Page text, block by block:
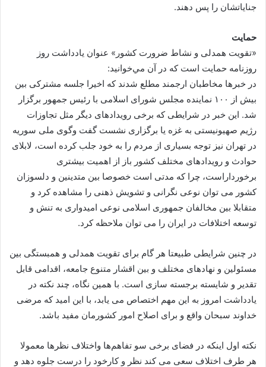
جناياتشان را پس دهند.
حمايت
«تقویت همدلی و نشاط ضرورت کشور» عنوان يادداشت روز
روزنامه حمايت است كه در آن مي‌خوانيد:
در خبرها مخاطبان ارجمند مطلع شدند که اخیرا جلسه مشترکی بین
بیش از ۱۰۰ نماینده مجلس شورای اسلامی با رئیس جمهور برگزار
شد. این خبر در شرایطی که برخی رویدادهای دیگر مثل تجاوزات
رژیم صهیونیستی به غزه یا برگزاری نشست گفت وگوی ملی سوریه
در تهران نیز توجه بسیاری از مردم را به خود جلب کرده است، لابلای
حوادث و رویدادهای مختلف کشور باز از اهمیت بیشتری
برخورداراست، چرا که مدتی است خصوصا بین متدینین و دلسوزان
کشور می توان نوعی نگرانی و تشویش ذهنی را مشاهده کرد و
متقابلا بین مخالفان جمهوری اسلامی نوعی امیدواری به تنش و
توسعه اختلافات در ایران را می توان ملاحظه کرد.
در چنین شرایطی طبیعتا هر گام برای تقویت همدلی و همبستگی بین
مسئولین و نهادهای مختلف و بین اقشار متنوع جامعه، اقدامی قابل
تقدیر و شایسته برجسته سازی است. با همین نگاه، چند نکته در
یادداشت امروز به این مهم اختصاص می یابد، با این امید که مرضی
خداوند سبحان واقع و برای اصلاح امور کشورمان مفید باشد.
نکته اول اینکه در فضای برخی سو تفاهم‌ها واختلاف نظرها معمولا
هر طرف اختلاف سعی می کند نظر و کارخود را درست جلوه دهد و